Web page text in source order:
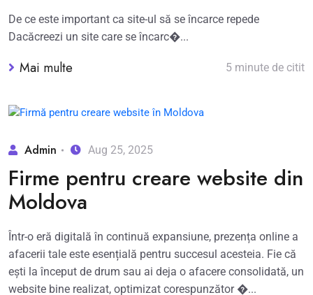
De ce este important ca site-ul să se încarce repede
Dacăcreezi un site care se încarc�...
Mai multe 5 minute de citit
Admin Aug 25, 2025
Firme pentru creare website din
Moldova
Într-o eră digitală în continuă expansiune, prezența online a
afacerii tale este esențială pentru succesul acesteia. Fie că
ești la început de drum sau ai deja o afacere consolidată, un
website bine realizat, optimizat corespunzător �...